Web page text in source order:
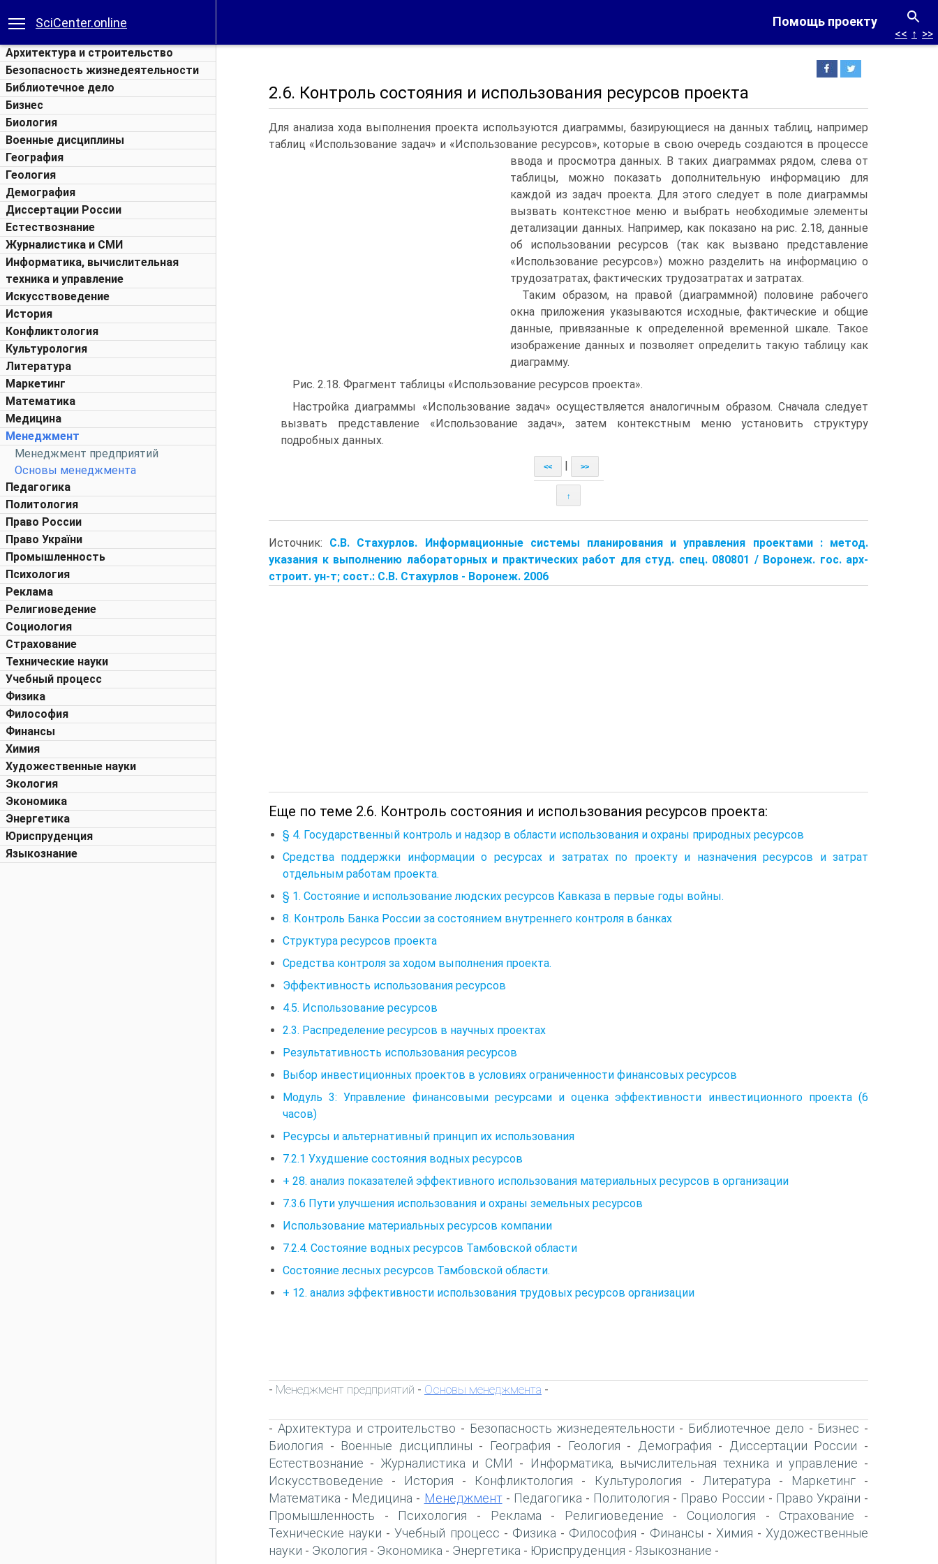
Помощь проекту
SciCenter.online
Архитектура и строительство
Безопасность жизнедеятельности
Библиотечное дело
Бизнес
Биология
Военные дисциплины
География
Геология
Демография
Диссертации России
Естествознание
Журналистика и СМИ
Информатика, вычислительная
техника и управление
Искусствоведение
История
Конфликтология
Культурология
Литература
Маркетинг
Математика
Медицина
Менеджмент
Менеджмент предприятий
Основы менеджмента
Педагогика
Политология
Право России
Право України
Промышленность
Психология
Реклама
Религиоведение
Социология
Страхование
Технические науки
Учебный процесс
Физика
Философия
Финансы
Химия
Художественные науки
Экология
Экономика
Энергетика
Юриспруденция
Языкознание
<< ↑ >>
2.6. Контроль состояния и использования ресурсов проекта
Для анализа хода выполнения проекта используются диаграммы, базирующиеся на данных таблиц, например
таблиц «Использование задач» и «Использование ресурсов», которые в свою очередь создаются в процессе
ввода и просмотра данных. В таких диаграммах рядом, слева от
таблицы, можно показать дополнительную информацию для
каждой из задач проекта. Для этого следует в поле диаграммы
вызвать контекстное меню и выбрать необходимые элементы
детализации данных. Например, как показано на рис. 2.18, данные
об использовании ресурсов (так как вызвано представление
«Использование ресурсов») можно разделить на информацию о
трудозатратах, фактических трудозатратах и затратах.
Таким образом, на правой (диаграммной) половине рабочего
окна приложения указываются исходные, фактические и общие
данные, привязанные к определенной временной шкале. Такое
изображение данных и позволяет определить такую таблицу как
диаграмму.
Рис. 2.18. Фрагмент таблицы «Использование ресурсов проекта».
Настройка диаграммы «Использование задач» осуществляется аналогичным образом. Сначала следует
вызвать представление «Использование задач», затем контекстным меню установить структуру
подробных данных.
<< >>
↑
Источник: С.В. Стахурлов. Информационные системы планирования и управления проектами : метод.
указания к выполнению лабораторных и практических работ для студ. спец. 080801 / Воронеж. гос. арх-
строит. ун-т; сост.: С.В. Стахурлов - Воронеж. 2006
Еще по теме 2.6. Контроль состояния и использования ресурсов проекта:
§ 4. Государственный контроль и надзор в области использования и охраны природных ресурсов
Средства поддержки информации о ресурсах и затратах по проекту и назначения ресурсов и затрат
отдельным работам проекта.
§ 1. Состояние и использование людских ресурсов Кавказа в первые годы войны.
8. Контроль Банка России за состоянием внутреннего контроля в банках
Структура ресурсов проекта
Средства контроля за ходом выполнения проекта.
Эффективность использования ресурсов
4.5. Использование ресурсов
2.3. Распределение ресурсов в научных проектах
Результативность использования ресурсов
Выбор инвестиционных проектов в условиях ограниченности финансовых ресурсов
Модуль 3: Управление финансовыми ресурсами и оценка эффективности инвестиционного проекта (6
часов)
Ресурсы и альтернативный принцип их использования
7.2.1 Ухудшение состояния водных ресурсов
+ 28. анализ показателей эффективного использования материальных ресурсов в организации
7.3.6 Пути улучшения использования и охраны земельных ресурсов
Использование материальных ресурсов компании
7.2.4. Состояние водных ресурсов Тамбовской области
Состояние лесных ресурсов Тамбовской области.
+ 12. анализ эффективности использования трудовых ресурсов организации
- Менеджмент предприятий - Основы менеджмента -
- Архитектура и строительство - Безопасность жизнедеятельности - Библиотечное дело - Бизнес -
Биология - Военные дисциплины - География - Геология - Демография - Диссертации России -
Естествознание - Журналистика и СМИ - Информатика, вычислительная техника и управление -
Искусствоведение - История - Конфликтология - Культурология - Литература - Маркетинг-
Математика - Медицина - Менеджмент- Педагогика - Политология - Право России - Право України -
Промышленность - Психология - Реклама - Религиоведение - Социология - Страхование -
Технические науки -Учебный процесс - Физика - Философия - Финансы - Химия - Художественные
науки - Экология - Экономика - Энергетика - Юриспруденция - Языкознание -